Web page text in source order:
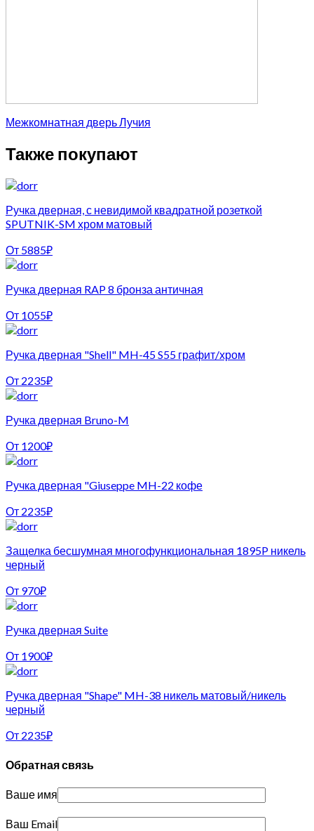
Межкомнатная дверь Лучия
Также покупают
Ручка дверная, с невидимой квадратной розеткой
SPUTNIK-SM хром матовый
От 5885₽
Ручка дверная RAP 8 бронза античная
От 1055₽
Ручка дверная "Shell" MH-45 S55 графит/хром
От 2235₽
Ручка дверная Bruno-M
От 1200₽
Ручка дверная "Giuseppe MH-22 кофе
От 2235₽
Защелка бесшумная многофункциональная 1895P никель
черный
От 970₽
Ручка дверная Suite
От 1900₽
Ручка дверная "Shape" MH-38 никель матовый/никель
черный
От 2235₽
Обратная связь
Ваше имя
Ваш Email